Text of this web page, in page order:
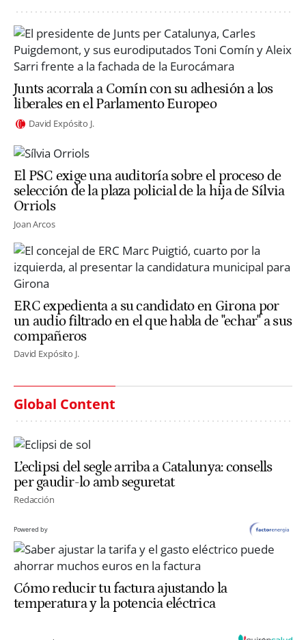
Junts acorrala a Comín con su adhesión a los
liberales en el Parlamento Europeo
David Expósito J.
El PSC exige una auditoría sobre el proceso de
selección de la plaza policial de la hija de Sílvia
Orriols
Joan Arcos
ERC expedienta a su candidato en Girona por
un audio filtrado en el que habla de "echar" a sus
compañeros
David Expósito J.
Global Content
L’eclipsi del segle arriba a Catalunya: consells
per gaudir-lo amb seguretat
Redacción
Powered by
Cómo reducir tu factura ajustando la
temperatura y la potencia eléctrica